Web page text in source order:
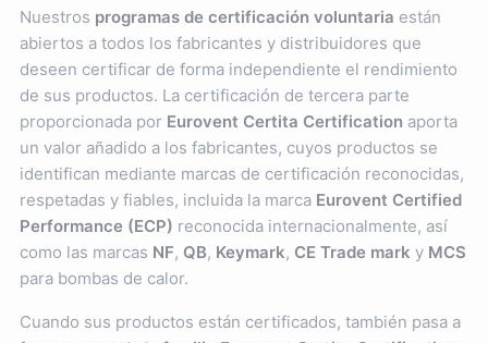
Nuestros programas de certificación voluntaria están
abiertos a todos los fabricantes y distribuidores que
deseen certificar de forma independiente el rendimiento
de sus productos. La certificación de tercera parte
proporcionada por Eurovent Certita Certification aporta
un valor añadido a los fabricantes, cuyos productos se
identifican mediante marcas de certificación reconocidas,
respetadas y fiables, incluida la marca Eurovent Certified
Performance (ECP) reconocida internacionalmente, así
como las marcas NF, QB, Keymark, CE Trade mark y MCS
para bombas de calor.
Cuando sus productos están certificados, también pasa a